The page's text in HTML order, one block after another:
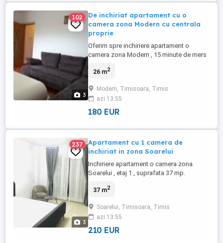
3
102
De inchiriat apartament cu o
camera zona Modern cu centrala
proprie
Oferim spre inchiriere apartament o
camera zona Modern , 15 minute de mers
utilat complet . Este situat la etajul 1 ,
26 m2
Modern, Timisoara, Timis
azi 13:55
180 EUR
3
237
Apartament cu 1 camera de
inchiriat in zona Soarelui
Inchiriere apartament o camera zona
Soarelui , etaj 1 , suprafata 37 mp.
a supermaketurilor , cofetarie , baruri ,
octombrie 2020.Bucataria este mobilata si
utilata cu electrocasnicele incastrabile noi.
37 m2
Soarelui, Timisoara, Timis
azi 13:55
210 EUR